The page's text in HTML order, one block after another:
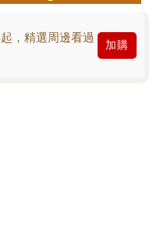
，精選周邊看過
加購